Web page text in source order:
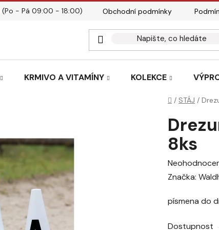
(Po - Pá 09:00 - 18:00) Obchodní podmínky
KRMIVO A VITAMÍNY KOLEKCE
Domů
/ STÁJ /
8ks
Průměrné
hodnocení
je
Značka:
písmena do
Dostupnost